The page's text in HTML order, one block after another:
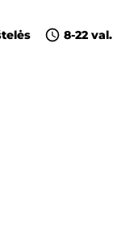
8-22 val.